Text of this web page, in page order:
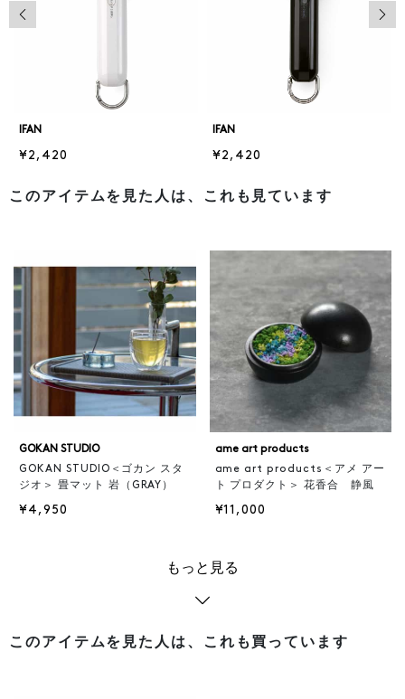
IFAN
¥2,420
IFAN
¥2,420
前の画像
このアイテムを見た人は、これも見ています
GOKAN STUDIO
GOKAN STUDIO＜ゴカン スタ
ジオ＞ 畳マット 岩（GRAY）
¥4,950
ame art products
ame art products＜アメ アー
ト プロダクト＞ 花香合 静風
¥11,000
もっと見る
このアイテムを見た人は、これも買っています